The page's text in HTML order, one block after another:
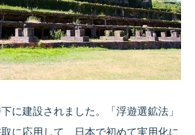
に建設されました。「浮遊選鉱法」
に応用して、日本で初めて実用化に